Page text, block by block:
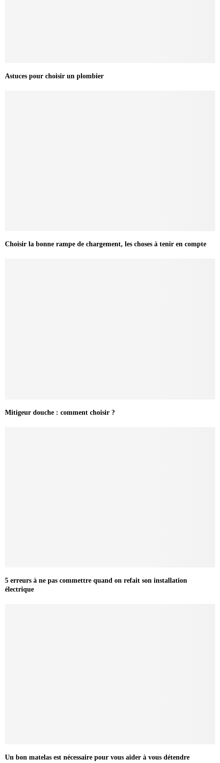
Astuces pour choisir un plombier
Choisir la bonne rampe de chargement, les choses à tenir en compte
Mitigeur douche : comment choisir ?
5 erreurs à ne pas commettre quand on refait son installation
électrique
Un bon matelas est nécessaire pour vous aider à vous détendre